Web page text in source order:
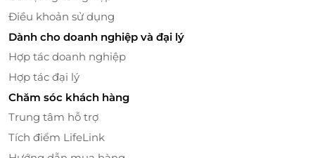
Đặt dịch vụ tại LifeLink - Nhanh chóng,
minh bạch
LifeLink là nền tảng phân phối các deal du lịch - nghỉ
dưỡng - trải nghiệm phong phú với giá ưu đãi và độ
tin cậy cao. Cùng LifeLink, khách hàng có thể an tâm
đặt các dịch vụ Fast Track từ những thương hiệu uy
Điều khoản sử dụng
Dành cho doanh nghiệp và đại lý
Hợp tác doanh nghiệp
Hợp tác đại lý
Chăm sóc khách hàng
Trung tâm hỗ trợ
Tích điểm LifeLink